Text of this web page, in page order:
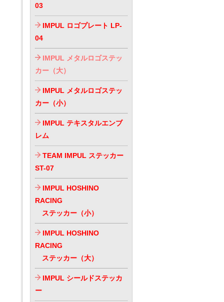
03
IMPUL ロゴプレート LP-
04
IMPUL メタルロゴステッ
カー（大）
IMPUL メタルロゴステッ
カー（小）
IMPUL テキスタルエンブ
レム
TEAM IMPUL ステッカー
ST-07
IMPUL HOSHINO
RACING
ステッカー（小）
IMPUL HOSHINO
RACING
ステッカー（大）
IMPUL シールドステッカ
ー